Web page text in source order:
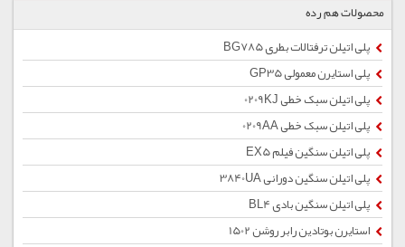
محصولات هم رده
پلی اتیلن ترفتالات بطری BG785
پلی استایرن معمولی GP35
پلی اتیلن سبک خطی 0209KJ
پلی اتیلن سبک خطی 0209AA
پلی اتیلن سنگین فیلم EX5
پلی اتیلن سنگین دورانی 3840UA
پلی اتیلن سنگین بادی BL4
استایرن بوتادین رابر روشن 1502